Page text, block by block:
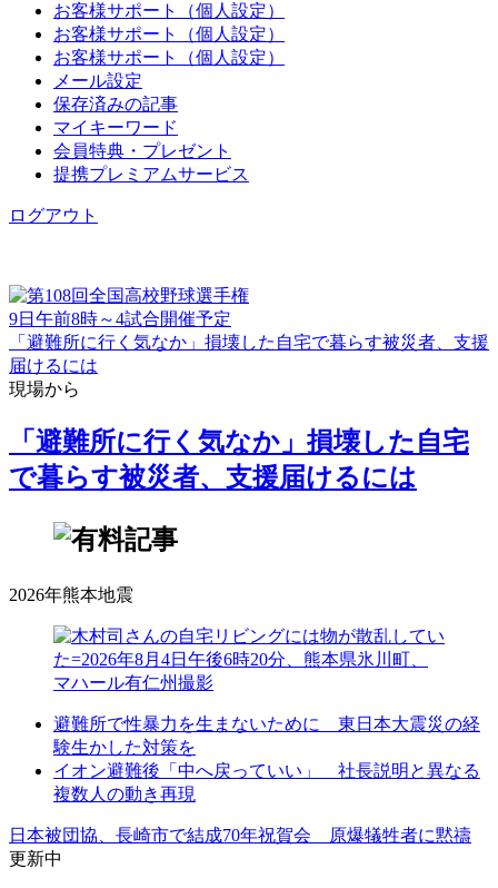
お客様サポート（個人設定）
お客様サポート（個人設定）
お客様サポート（個人設定）
メール設定
保存済みの記事
マイキーワード
会員特典・プレゼント
提携プレミアムサービス
ログアウト
9日午前8時～4試合開催予定
「避難所に行く気なか」損壊した自宅で暮らす被災者、支援
届けるには
現場から
「避難所に行く気なか」損壊した自宅
で暮らす被災者、支援届けるには
2026年熊本地震
避難所で性暴力を生まないために 東日本大震災の経
験生かした対策を
イオン避難後「中へ戻っていい」 社長説明と異なる
複数人の動き再現
日本被団協、長崎市で結成70年祝賀会 原爆犠牲者に黙禱
更新中